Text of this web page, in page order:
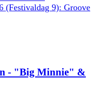
(Festivaldag 9): Groove
- "Big Minnie" &